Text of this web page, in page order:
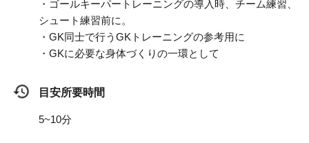
・ゴールキーパートレーニングの導入時、チーム練習、
シュート練習前に。
・GK同士で行うGKトレーニングの参考用に
・GKに必要な身体づくりの一環として
目安所要時間
5~10分